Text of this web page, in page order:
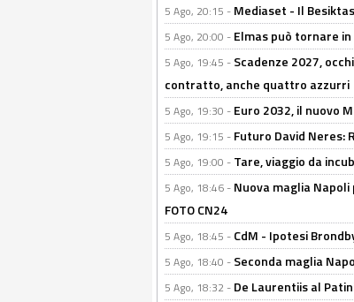
5 Ago, 20:15 - Mediaset - Il
5 Ago, 20:00 - Elmas può tornare
5 Ago, 19:45 - Scadenze 2027,
contratto, anche quattro azzurri
5 Ago, 19:30 - Euro 2032, il nuovo
5 Ago, 19:15 - Futuro David Neres:
5 Ago, 19:00 - Tare, viaggio da
5 Ago, 18:46 - Nuova maglia
FOTO CN24
5 Ago, 18:45 - CdM - Ipotesi
5 Ago, 18:40 - Seconda maglia
5 Ago, 18:32 - De Laurentiis al